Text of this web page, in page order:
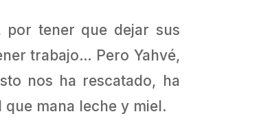
por tener que dejar sus
trabajo… Pero Yahvé,
nos ha rescatado, ha
mana leche y miel.